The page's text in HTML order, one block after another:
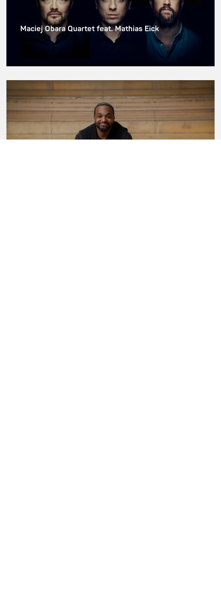
Maciej Obara Quartet feat. Mathias Eick